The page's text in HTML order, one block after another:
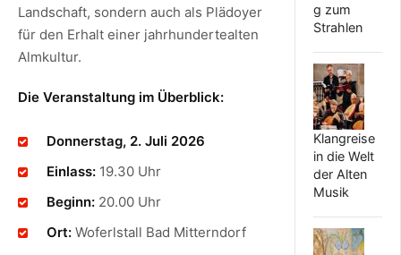
Landschaft, sondern auch als Plädoyer
für den Erhalt einer jahrhundertealten
Almkultur.
Die Veranstaltung im Überblick:
Donnerstag, 2. Juli 2026
Einlass: 19.30 Uhr
Beginn: 20.00 Uhr
Ort: Woferlstall Bad Mitterndorf
g zum
Strahlen
Klangreise
in die Welt
der Alten
Musik